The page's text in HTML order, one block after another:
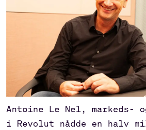
Antoine Le Nel, markeds-
i Revolut nådde en halv